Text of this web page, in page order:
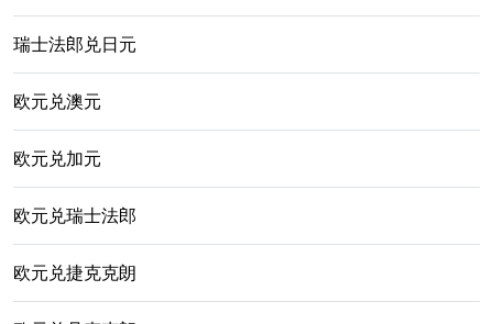
瑞士法郎兑日元
欧元兑澳元
欧元兑加元
欧元兑瑞士法郎
欧元兑捷克克朗